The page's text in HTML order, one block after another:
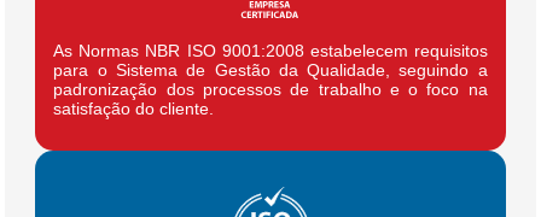
As Normas NBR ISO 9001:2008 estabelecem requisitos
para o Sistema de Gestão da Qualidade, seguindo a
padronização dos processos de trabalho e o foco na
satisfação do cliente.